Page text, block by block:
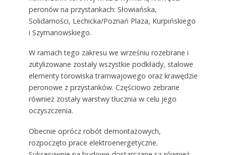
peronów na przystankach: Słowiańska,
Solidarności, Lechicka/Poznań Plaza, Kurpińskiego
i Szymanowskiego.
W ramach tego zakresu we wrześniu rozebrane i
zutylizowane zostały wszystkie podkłady, stalowe
elementy torowiska tramwajowego oraz krawędzie
peronowe z przystanków. Częściowo zebrane
również zostały warstwy tłucznia w celu jego
oczyszczenia.
Obecnie oprócz robót demontażowych,
rozpoczęto prace elektroenergetyczne.